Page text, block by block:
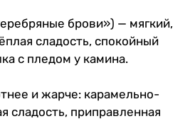
брови») — мягкий,
сладость, спокойный
с пледом у камина.
и жарче: карамельно-
сладость, приправленная